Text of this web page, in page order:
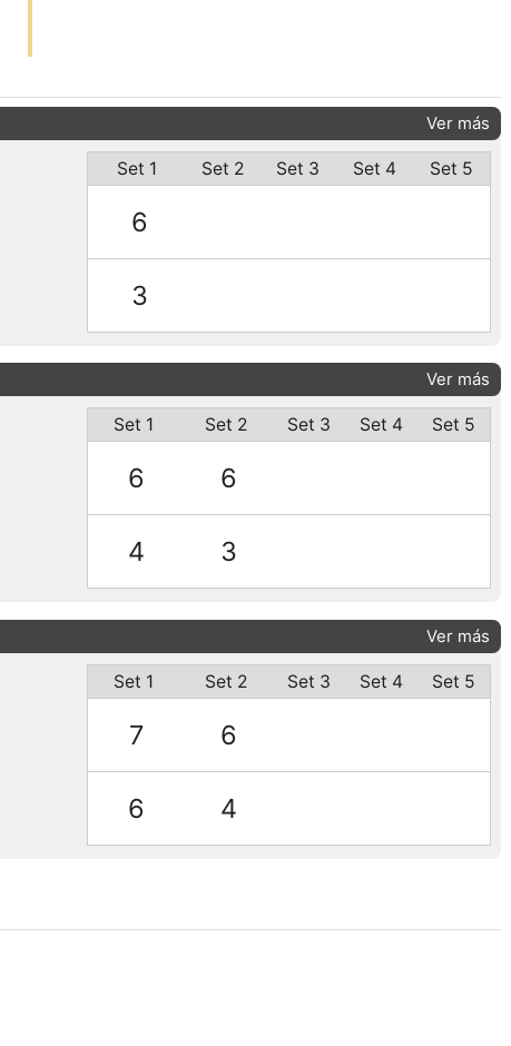
Ver más
Set 1 Set 2 Set 3 Set 4 Set 5
6
3
Ver más
Set 1 Set 2 Set 3 Set 4 Set 5
6 6
4 3
Ver más
Set 1 Set 2 Set 3 Set 4 Set 5
7 6
6 4